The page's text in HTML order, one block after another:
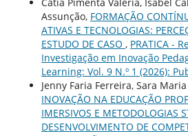
Assunção, FORMAÇÃO
ATIVAS E TECNOLOGIAS:
ESTUDO DE CASO , PRATICA -
Investigação em Inovação
Learning: Vol. 9 N.º 1 (2026):
Jenny Faria Ferreira, Sara
INOVAÇÃO NA EDUCAÇÃO
IMERSIVOS E METODOLOGIAS
DESENVOLVIMENTO DE